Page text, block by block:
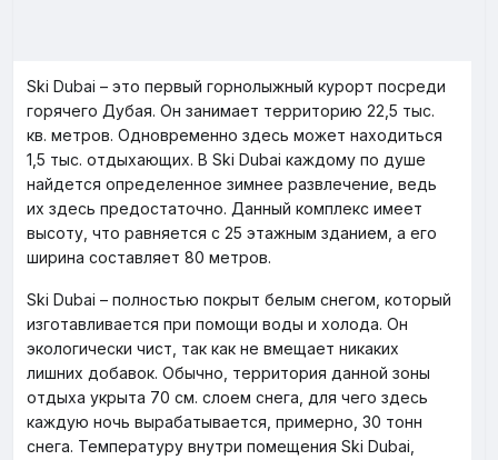
Ski Dubai – это первый горнолыжный курорт посреди
горячего Дубая. Он занимает территорию 22,5 тыс.
кв. метров. Одновременно здесь может находиться
1,5 тыс. отдыхающих. В Ski Dubai каждому по душе
найдется определенное зимнее развлечение, ведь
их здесь предостаточно. Данный комплекс имеет
высоту, что равняется с 25 этажным зданием, а его
ширина составляет 80 метров.
Ski Dubai – полностью покрыт белым снегом, который
изготавливается при помощи воды и холода. Он
экологически чист, так как не вмещает никаких
лишних добавок. Обычно, территория данной зоны
отдыха укрыта 70 см. слоем снега, для чего здесь
каждую ночь вырабатывается, примерно, 30 тонн
снега. Температуру внутри помещения Ski Dubai,